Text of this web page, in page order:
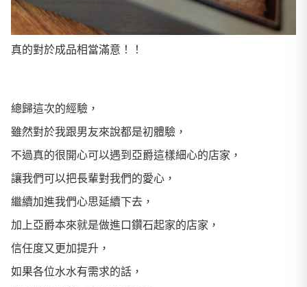
真的對於成品相當滿意！！
總歸這次的經驗，
雖然對於我跟男友來說都是初體驗，
不過真的很開心可以遇到亞爵這樣細心的店家，
讓我們可以把長輩對我們的愛心，
繼續加進我們心思延續下去，
加上亞爵本來就是做進口鑽石起家的店家，
信任度又更加提升，
如果各位水水有需求的話，